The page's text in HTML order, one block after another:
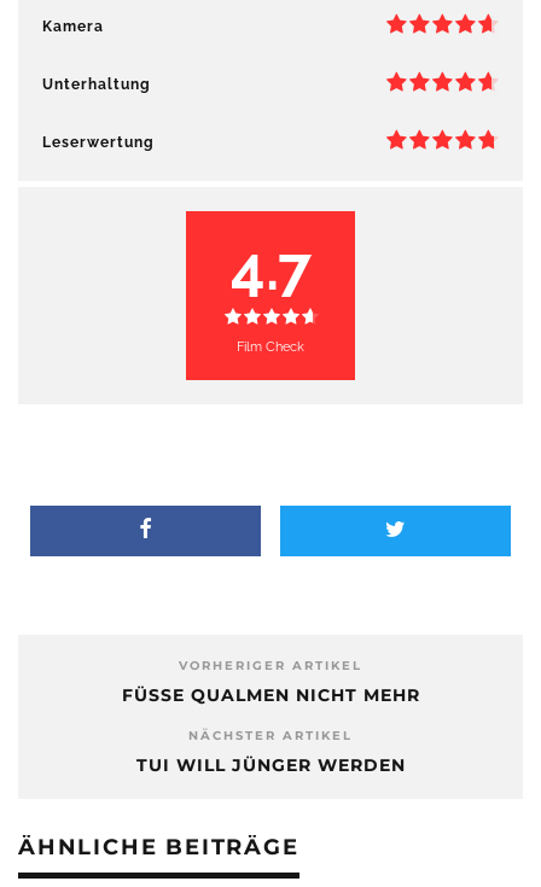
Kamera
Unterhaltung
Leserwertung
4.7
Film Check
VORHERIGER ARTIKEL
FÜSSE QUALMEN NICHT MEHR
NÄCHSTER ARTIKEL
TUI WILL JÜNGER WERDEN
ÄHNLICHE BEITRÄGE